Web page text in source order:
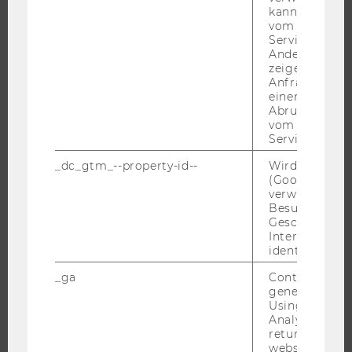
JOBPORTAL
kann, um
vom AMP-
Service
Andere
zeigen Opt-
Anfrage im
einen Fehler
Abrufen
vom AMP
Service an.
_dc_gtm_--property-id--
Wird von
(Google Tag
verwendet,
Besucher
Geschlecht
Interessen zu
identifizieren.
_ga
Contains a
generated
Using this
Analytics can
returning
website and